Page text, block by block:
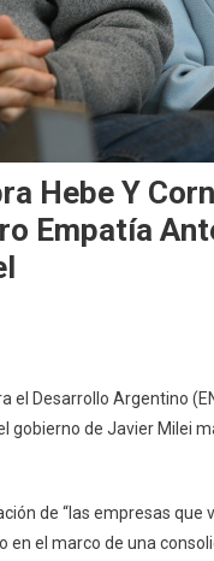
Hebe Y
Empatía
el Desarrollo Argentino
gobierno de Javier Milei
de “las empresas que
el marco de una